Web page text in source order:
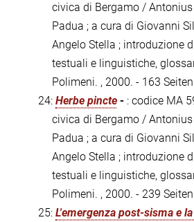
civica di Bergamo /
Padua ; a cura di Giovanni
Angelo Stella ; introduzione
testuali e linguistiche,
Polimeni. , 2000. - 163 Seiten
24: Herbe pincte - : codice MA
civica di Bergamo /
Padua ; a cura di Giovanni
Angelo Stella ; introduzione
testuali e linguistiche,
Polimeni. , 2000. - 239 Seiten
25: L'emergenza post-sisma e